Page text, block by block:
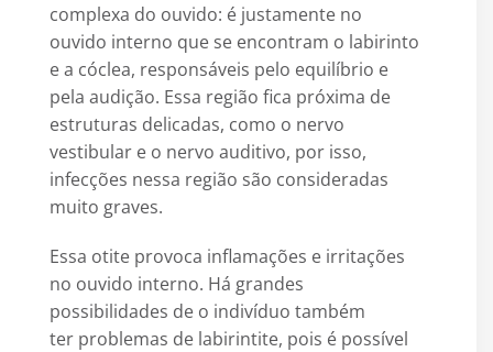
complexa do ouvido: é justamente no
ouvido interno que se encontram o labirinto
e a cóclea, responsáveis pelo equilíbrio e
pela audição. Essa região fica próxima de
estruturas delicadas, como o nervo
vestibular e o nervo auditivo, por isso,
infecções nessa região são consideradas
muito graves.
Essa otite provoca inflamações e irritações
no ouvido interno. Há grandes
possibilidades de o indivíduo também
ter problemas de labirintite, pois é possível